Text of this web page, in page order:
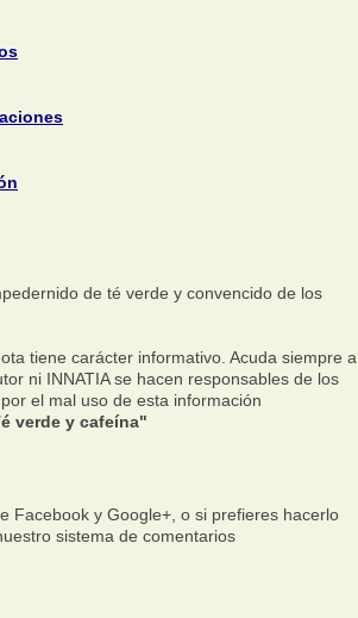
de té verde y convencido de los
tiene carácter informativo. Acuda siempre a
ni INNATIA se hacen responsables de los
el mal uso de esta información
verde y cafeína"
Facebook y Google+, o si prefieres hacerlo
sistema de comentarios